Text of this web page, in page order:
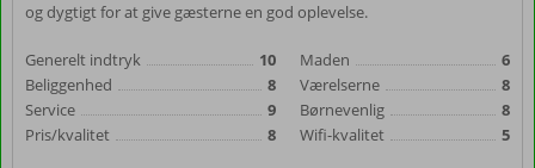
og dygtigt for at give gæsterne en god oplevelse.
Generelt indtryk
10
Beliggenhed
8
Service
9
Pris/kvalitet
8
Maden
6
Værelserne
8
Børnevenlig
8
Wifi-kvalitet
5